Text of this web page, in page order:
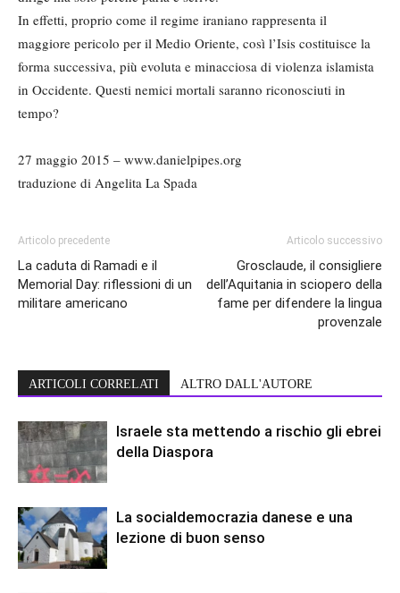
In effetti, proprio come il regime iraniano rappresenta il
maggiore pericolo per il Medio Oriente, così l’Isis costituisce la
forma successiva, più evoluta e minacciosa di violenza islamista
in Occidente. Questi nemici mortali saranno riconosciuti in
tempo?
27 maggio 2015 – www.danielpipes.org
traduzione di Angelita La Spada
Articolo precedente
La caduta di Ramadi e il
Memorial Day: riflessioni di un
militare americano
Articolo successivo
Grosclaude, il consigliere
dell’Aquitania in sciopero della
fame per difendere la lingua
provenzale
ARTICOLI CORRELATI ALTRO DALL'AUTORE
Israele sta mettendo a rischio gli ebrei
della Diaspora
La socialdemocrazia danese e una
lezione di buon senso